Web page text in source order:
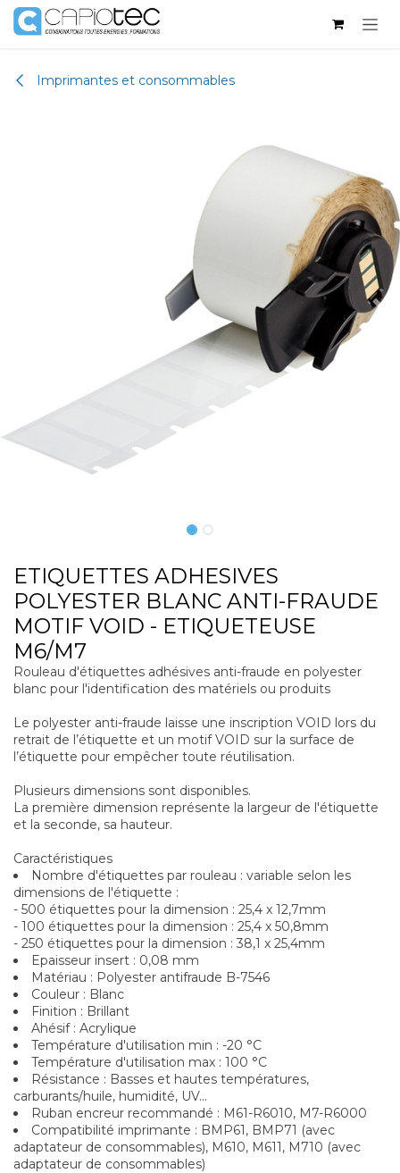
Se rendre au contenu
Imprimantes et consommables
ETIQUETTES ADHESIVES
POLYESTER BLANC ANTI-FRAUDE
MOTIF VOID - ETIQUETEUSE
M6/M7
Rouleau d'étiquettes adhésives anti-fraude en polyester
blanc pour l'identification des matériels ou produits
Le polyester anti-fraude laisse une inscription VOID lors du
retrait de l’étiquette et un motif VOID sur la surface de
l’étiquette pour empêcher toute réutilisation.
Plusieurs dimensions sont disponibles.
La première dimension représente la largeur de l'étiquette
et la seconde, sa hauteur.
Caractéristiques
Nombre d'étiquettes par rouleau : variable selon les
dimensions de l'étiquette :
- 500 étiquettes pour la dimension : 25,4 x 12,7mm
- 100 étiquettes pour la dimension : 25,4 x 50,8mm
- 250 étiquettes pour la dimension : 38,1 x 25,4mm
Epaisseur insert : 0,08 mm
Matériau : Polyester antifraude B-7546
Couleur : Blanc
Finition : Brillant
Ahésif : Acrylique
Température d'utilisation min : -20 °C
Température d'utilisation max : 100 °C
Résistance : Basses et hautes températures,
carburants/huile, humidité, UV...
Ruban encreur recommandé : M61-R6010, M7-R6000
Compatibilité imprimante : BMP61, BMP71 (avec
adaptateur de consommables), M610, M611, M710 (avec
adaptateur de consommables)